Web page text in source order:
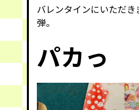
バレンタインにいただき
弾。
パカっ